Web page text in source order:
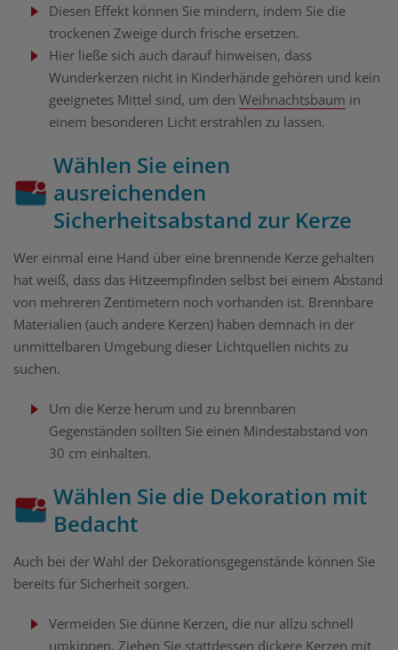
Diesen Effekt können Sie mindern, indem Sie die
trockenen Zweige durch frische ersetzen.
Hier ließe sich auch darauf hinweisen, dass
Wunderkerzen nicht in Kinderhände gehören und kein
geeignetes Mittel sind, um den Weihnachtsbaum in
einem besonderen Licht erstrahlen zu lassen.
Wählen Sie einen
ausreichenden
Sicherheitsabstand zur Kerze
Wer einmal eine Hand über eine brennende Kerze gehalten
hat weiß, dass das Hitzeempfinden selbst bei einem Abstand
von mehreren Zentimetern noch vorhanden ist. Brennbare
Materialien (auch andere Kerzen) haben demnach in der
unmittelbaren Umgebung dieser Lichtquellen nichts zu
suchen.
Um die Kerze herum und zu brennbaren
Gegenständen sollten Sie einen Mindestabstand von
30 cm einhalten.
Wählen Sie die Dekoration mit
Bedacht
Auch bei der Wahl der Dekorationsgegenstände können Sie
bereits für Sicherheit sorgen.
Vermeiden Sie dünne Kerzen, die nur allzu schnell
umkippen. Ziehen Sie stattdessen dickere Kerzen mit